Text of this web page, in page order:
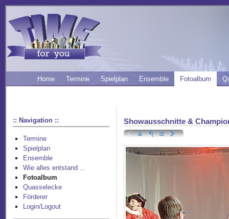
Home Termine Spielplan Ensemble Fotoalbum
:: Navigation ::
Termine
Spielplan
Ensemble
Wie alles entstand ...
Fotoalbum
Quasselecke
Förderer
Login/Logout
Showausschnitte &